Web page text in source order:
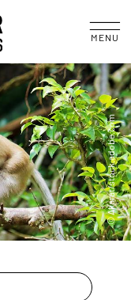
MENU